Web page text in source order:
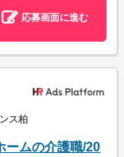
応募画面に進む
ス柏
ームの介護職/20